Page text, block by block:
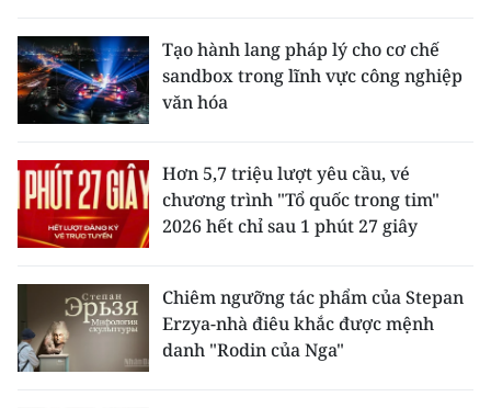
Tạo hành lang pháp lý cho cơ chế
sandbox trong lĩnh vực công nghiệp
văn hóa
Hơn 5,7 triệu lượt yêu cầu, vé
chương trình "Tổ quốc trong tim"
2026 hết chỉ sau 1 phút 27 giây
Chiêm ngưỡng tác phẩm của Stepan
Erzya-nhà điêu khắc được mệnh
danh "Rodin của Nga"